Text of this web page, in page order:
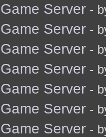
Server -
Server -
Server -
Server -
Server -
Server -
Server -